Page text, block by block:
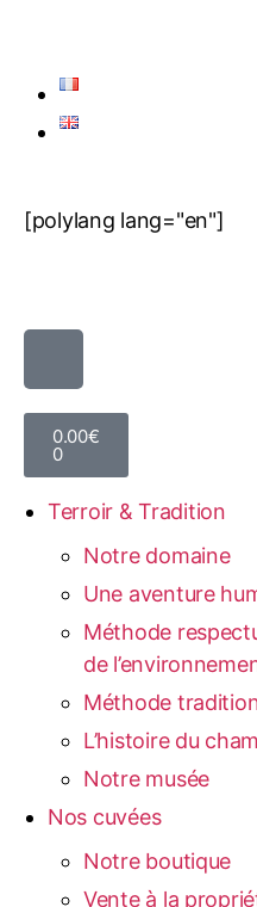
[polylang lang="en"]
0.00€
0
Terroir & Tradition
Notre domaine
Une aventure
Méthode
de
Méthode
L’histoire du
Notre musée
Nos cuvées
Notre boutique
Vente à la